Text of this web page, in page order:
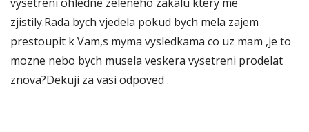
zjistily.Rada bych vjedela pokud bych mela zajem
prestoupit k Vam,s myma vysledkama co uz mam ,je to
mozne nebo bych musela veskera vysetreni prodelat
znova?Dekuji za vasi odpoved .